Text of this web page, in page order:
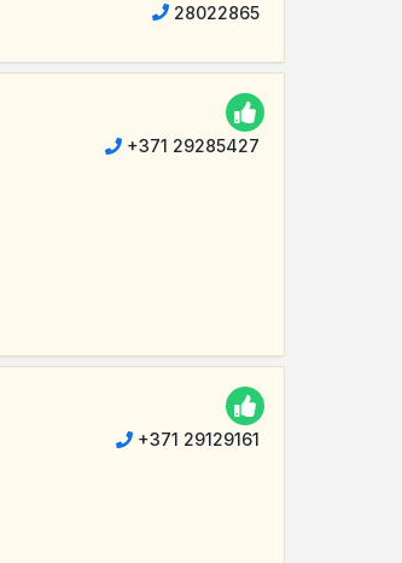
28022865
+371 29285427
+371 29129161